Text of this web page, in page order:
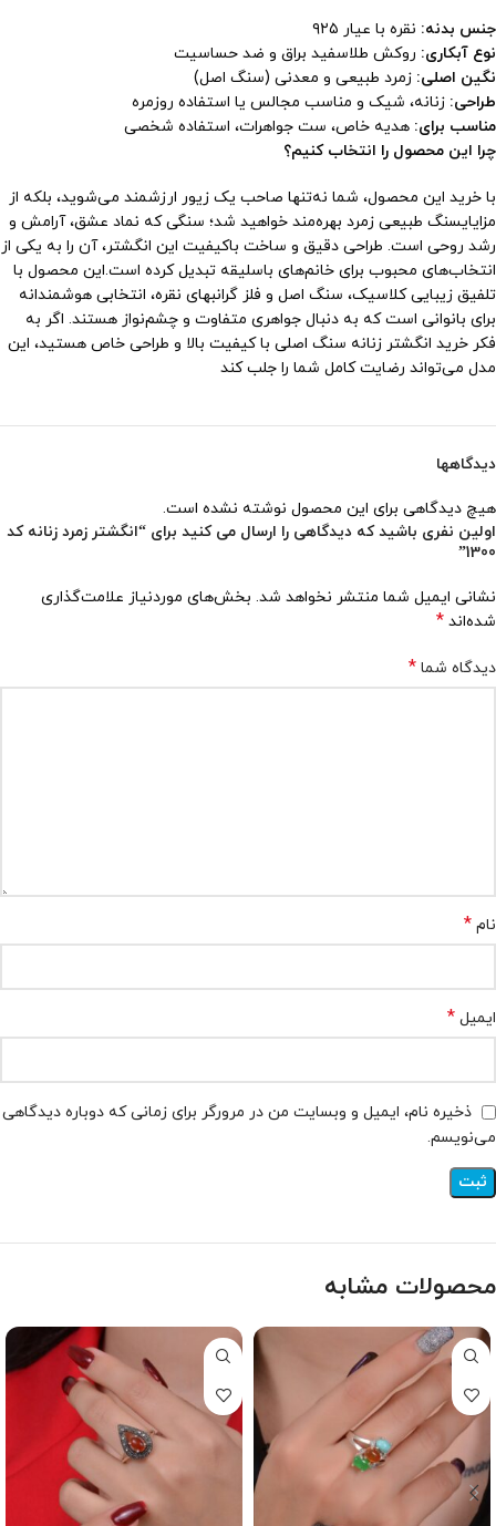
جنس بدنه: نقره با عیار ۹۲۵
نوع آبکاری: روکش طلاسفید براق و ضد حساسیت
نگین اصلی: زمرد طبیعی و معدنی (سنگ اصل)
طراحی: زنانه، شیک و مناسب مجالس یا استفاده روزمره
مناسب برای: هدیه خاص، ست جواهرات، استفاده شخصی
چرا این محصول را انتخاب کنیم؟
با خرید این محصول، شما نه‌تنها صاحب یک زیور ارزشمند می‌شوید، بلکه از
مزایایسنگ طبیعی زمرد بهره‌مند خواهید شد؛ سنگی که نماد عشق، آرامش و
رشد روحی است. طراحی دقیق و ساخت باکیفیت این انگشتر، آن را به یکی از
انتخاب‌های محبوب برای خانم‌های باسلیقه تبدیل کرده است.این محصول با
تلفیق زیبایی کلاسیک، سنگ اصل و فلز گرانبهای نقره، انتخابی هوشمندانه
برای بانوانی است که به دنبال جواهری متفاوت و چشم‌نواز هستند. اگر به
فکر خرید انگشتر زنانه سنگ اصلی با کیفیت بالا و طراحی خاص هستید، این
مدل می‌تواند رضایت کامل شما را جلب کند
دیدگاهها
هیچ دیدگاهی برای این محصول نوشته نشده است.
اولین نفری باشید که دیدگاهی را ارسال می کنید برای “انگشتر زمرد زنانه کد
1300”
نشانی ایمیل شما منتشر نخواهد شد. بخش‌های موردنیاز علامت‌گذاری
شده‌اند *
دیدگاه شما *
نام *
ایمیل *
ذخیره نام، ایمیل و وبسایت من در مرورگر برای زمانی که دوباره دیدگاهی
می‌نویسم.
محصولات مشابه